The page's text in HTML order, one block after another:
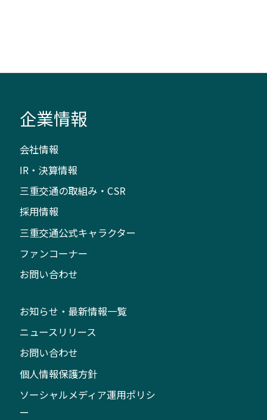
企業情報
会社情報
IR・決算情報
三重交通の取組み・CSR
採用情報
三重交通公式キャラクター
ファンコーナー
お問い合わせ
お知らせ・最新情報一覧
ニュースリリース
お問い合わせ
個人情報保護方針
ソーシャルメディア運用ポリシ
ー